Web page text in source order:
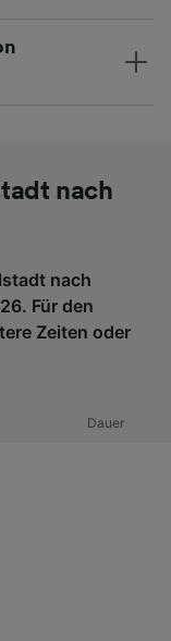
nach
nach
Für den
Zeiten oder
Dauer